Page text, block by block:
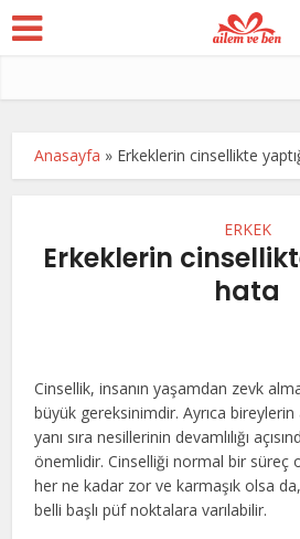
Anasayfa » Erkeklerin cinsellikte
ERKEK
Erkeklerin
hata
Cinsellik, insanın yaşamdan zevk
büyük gereksinimdir. Ayrıca bireylerin
yanı sıra nesillerinin devamlılığı
önemlidir. Cinselliği normal bir süreç
her ne kadar zor ve karmaşık olsa
belli başlı püf noktalara varılabilir.